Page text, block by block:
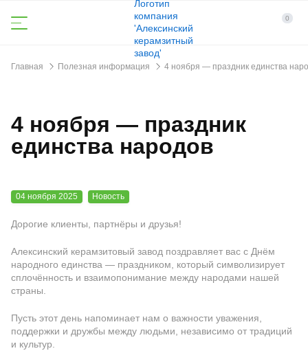
0
Главная Полезная информация 4 ноября — праздник единства
4 ноября — праздник
единства народов
04 ноября 2025 Новость
Дорогие клиенты, партнёры и друзья!
Алексинский керамзитовый завод поздравляет вас с Днём
народного единства — праздником, который символизирует
сплочённость и взаимопонимание между народами нашей
страны.
Пусть этот день напоминает нам о важности уважения,
поддержки и дружбы между людьми, независимо от традиций
и культур.